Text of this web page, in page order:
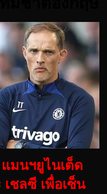
มนฯยูไนเต็ด
ชลซี เพื่อเซ็น